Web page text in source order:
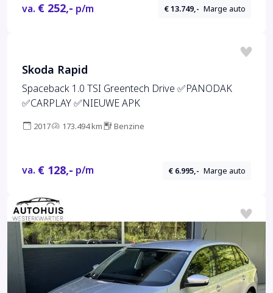
va. € 252,- p/m € 13.749,- Marge auto
Skoda Rapid
Spaceback 1.0 TSI Greentech Drive ✅PANODAK
✅CARPLAY ✅NIEUWE APK
2017 173.494 km Benzine
va. € 128,- p/m € 6.995,- Marge auto